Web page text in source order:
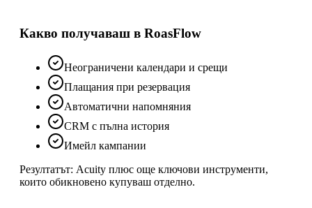
Какво получаваш в RoasFlow
Неограничени календари и срещи
Плащания при резервация
Автоматични напомняния
CRM с пълна история
Имейл кампании
Резултатът: Acuity плюс още ключови инструменти,
които обикновено купуваш отделно.